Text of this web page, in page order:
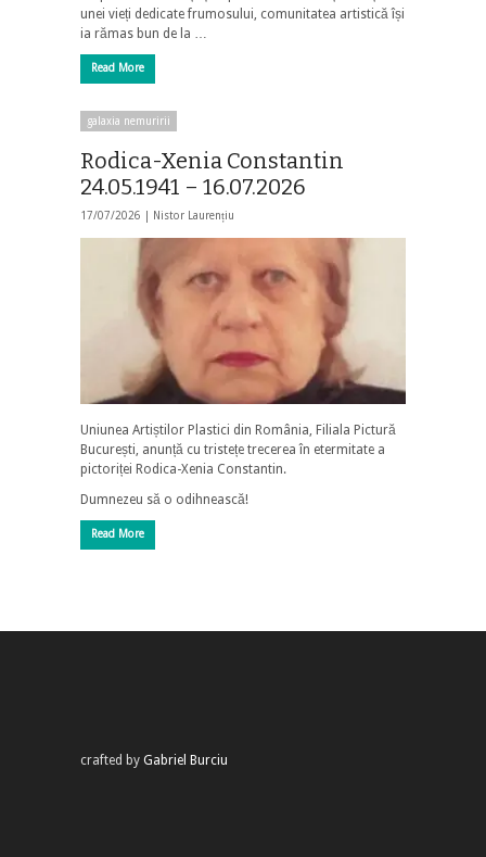
unei vieți dedicate frumosului, comunitatea artistică își
ia rămas bun de la …
Read More
galaxia nemuririi
Rodica-Xenia Constantin
24.05.1941 – 16.07.2026
17/07/2026 | Nistor Laurențiu
Uniunea Artiștilor Plastici din România, Filiala Pictură
București, anunță cu tristețe trecerea în etermitate a
pictoriței Rodica-Xenia Constantin.
Dumnezeu să o odihnească!
Read More
crafted by Gabriel Burciu